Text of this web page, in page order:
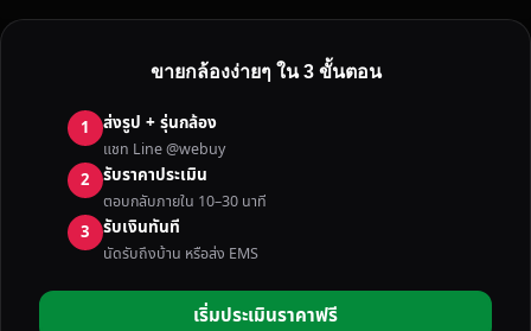
ล้
มื
อ
ส
อ
ง
บุ
ขายกล้องง่ายๆ ใน 3 ขั้นตอน
1 ส่งรูป + รุ่นกล้อง
แชท Line @webuy
2 รับราคาประเมิน
ตอบกลับภายใน 10–30 นาที
3 รับเงินทันที
นัดรับถึงบ้าน หรือส่ง EMS
เริ่มประเมินราคาฟรี